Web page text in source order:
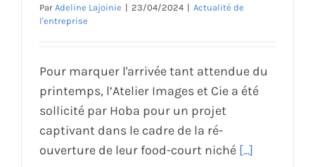
Par Adeline Lajoinie | 23/04/2024 | Actualité de
l'entreprise
Pour marquer l'arrivée tant attendue du
printemps, l’Atelier Images et Cie a été
sollicité par Hoba pour un projet
captivant dans le cadre de la ré-
ouverture de leur food-court niché [...]